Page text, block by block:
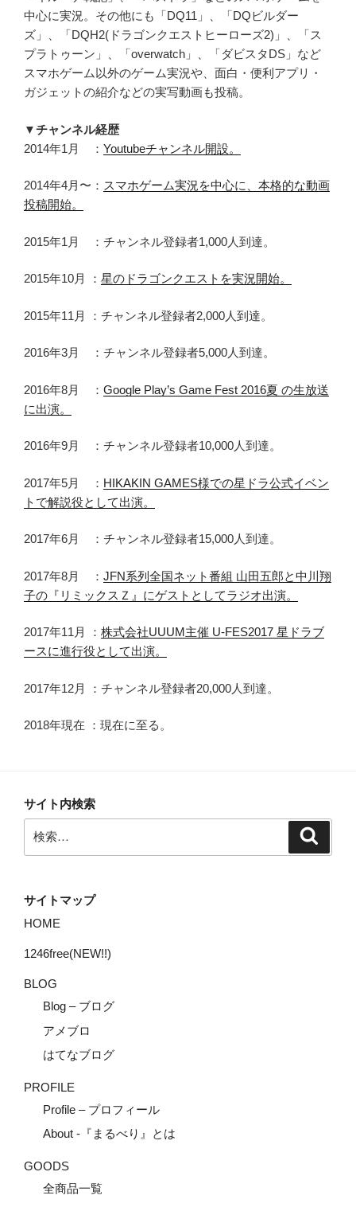
中心に実況。その他にも「DQ11」、「DQビルダー
ズ」、「DQH2(ドラゴンクエストヒーローズ2)」、「ス
プラトゥーン」、「overwatch」、「ダビスタDS」など
スマホゲーム以外のゲーム実況や、面白・便利アプリ・
ガジェットの紹介などの実写動画も投稿。
▼チャンネル経歴
2014年1月 ： Youtubeチャンネル開設。
2014年4月〜： スマホゲーム実況を中心に、本格的な動画
投稿開始。
2015年1月 ：チャンネル登録者1,000人到達。
2015年10月 ： 星のドラゴンクエストを実況開始。
2015年11月 ：チャンネル登録者2,000人到達。
2016年3月 ：チャンネル登録者5,000人到達。
2016年8月 ： Google Play’s Game Fest 2016夏 の生放送
に出演。
2016年9月 ：チャンネル登録者10,000人到達。
2017年5月 ： HIKAKIN GAMES様での星ドラ公式イベン
トで解説役として出演。
2017年6月 ：チャンネル登録者15,000人到達。
2017年8月 ： JFN系列全国ネット番組 山田五郎と中川翔
子の『リミックスＺ』にゲストとしてラジオ出演。
2017年11月 ： 株式会社UUUM主催 U-FES2017 星ドラブ
ースに進行役として出演。
2017年12月 ：チャンネル登録者20,000人到達。
2018年現在 ：現在に至る。
サイト内検索
索:
サイトマップ
HOME
1246free(NEW!!)
BLOG
Blog – ブログ
アメブロ
はてなブログ
PROFILE
Profile – プロフィール
About -『まるべり』とは
GOODS
全商品一覧